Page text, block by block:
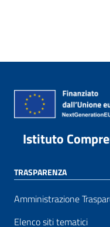
Istituto
TRASPARENZA
Amministrazione
Elenco siti tematici